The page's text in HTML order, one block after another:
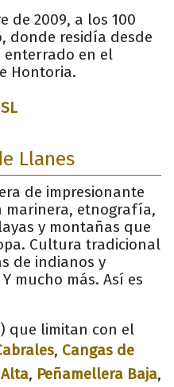
de 2009, a los 100
donde residía desde
enterrado en el
Hontoria.
Llanes
de impresionante
marinera, etnografía,
y montañas que
Cultura tradicional
de indianos y
mucho más. Así es
que limitan con el
, Cangas de
, Peñamellera Baja,